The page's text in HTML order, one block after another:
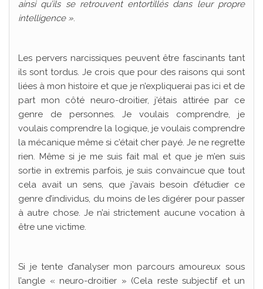
ainsi qu’ils se retrouvent entortillés dans leur propre
intelligence ».
Les pervers narcissiques peuvent être fascinants tant
ils sont tordus. Je crois que pour des raisons qui sont
liées à mon histoire et que je n’expliquerai pas ici et de
part mon côté neuro-droitier, j’étais attirée par ce
genre de personnes. Je voulais comprendre, je
voulais comprendre la logique, je voulais comprendre
la mécanique même si c’était cher payé. Je ne regrette
rien. Même si je me suis fait mal et que je m’en suis
sortie in extremis parfois, je suis convaincue que tout
cela avait un sens, que j’avais besoin d’étudier ce
genre d’individus, du moins de les digérer pour passer
à autre chose. Je n’ai strictement aucune vocation à
être une victime.
Si je tente d’analyser mon parcours amoureux sous
l’angle « neuro-droitier » (Cela reste subjectif et un